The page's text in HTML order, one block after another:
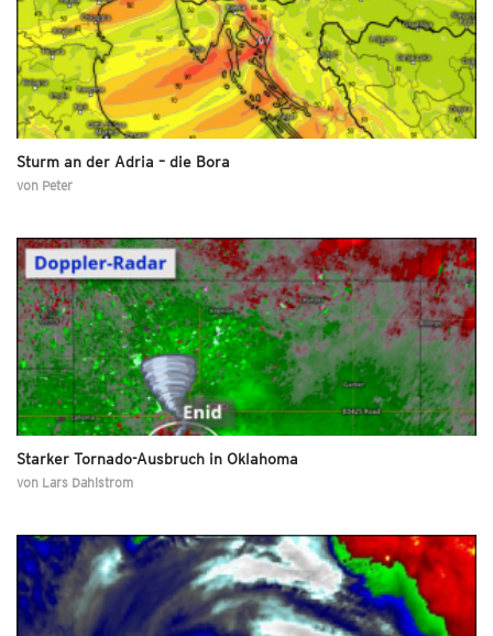
Sturm an der Adria – die Bora
von Peter
Starker Tornado-Ausbruch in Oklahoma
von Lars Dahlstrom